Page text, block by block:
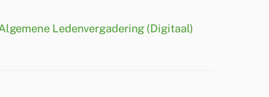
Ledenvergadering (Digitaal)